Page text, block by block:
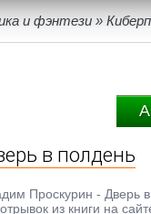
и фэнтези »
в полдень
Проскурин -
из книги на